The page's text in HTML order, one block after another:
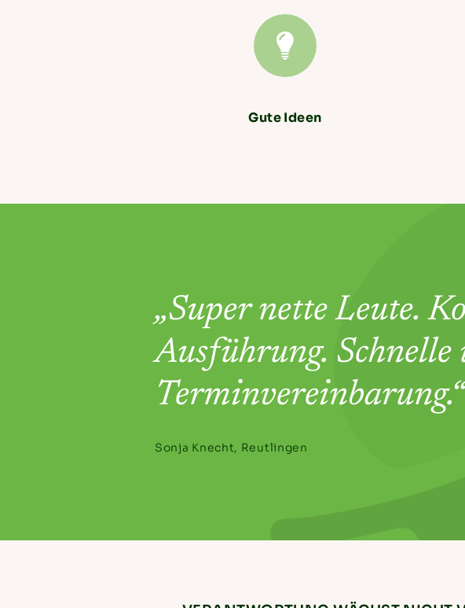
Gute Ideen
„Super nette Leute.
Ausführung. Schnelle
Terminvereinbarung.“
Sonja Knecht, Reutlingen